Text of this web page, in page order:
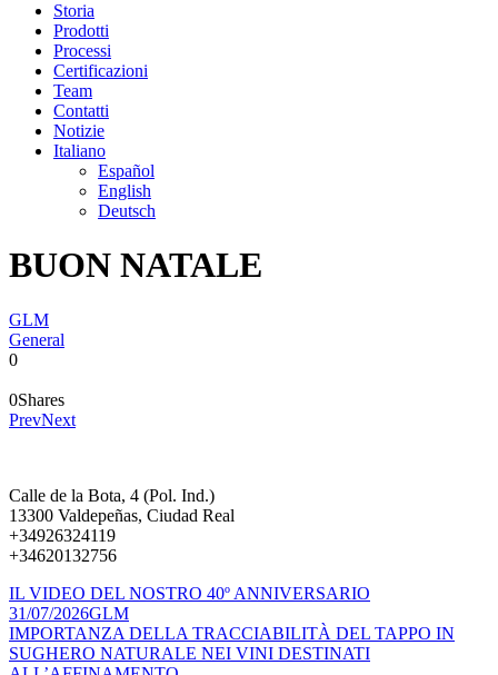
Storia
Prodotti
Processi
Certificazioni
Team
Contatti
Notizie
Italiano
Español
English
Deutsch
BUON NATALE
GLM
General
0
0Shares
PrevNext
Calle de la Bota, 4 (Pol. Ind.)
13300 Valdepeñas, Ciudad Real
+34926324119
+34620132756
IL VIDEO DEL NOSTRO 40º ANNIVERSARIO
31/07/2026GLM
IMPORTANZA DELLA TRACCIABILITÀ DEL TAPPO IN
SUGHERO NATURALE NEI VINI DESTINATI